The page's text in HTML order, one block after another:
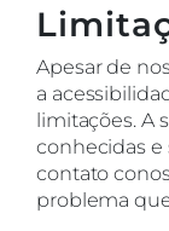
Apesar de
a
limitações. A
conhecidas e
contato
problema